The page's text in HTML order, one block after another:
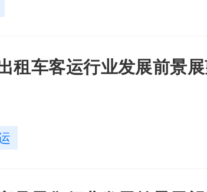
车客运行业发展前景